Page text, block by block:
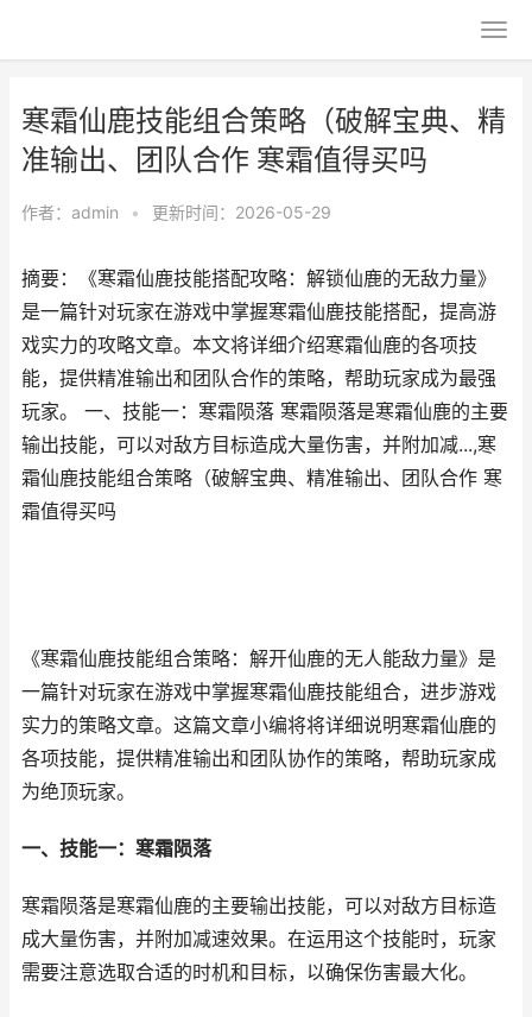
寒霜仙鹿技能组合策略（破解宝典、精
准输出、团队合作 寒霜值得买吗
作者： admin • 更新时间：2026-05-29
摘要：《寒霜仙鹿技能搭配攻略：解锁仙鹿的无敌力量》
是一篇针对玩家在游戏中掌握寒霜仙鹿技能搭配，提高游
戏实力的攻略文章。本文将详细介绍寒霜仙鹿的各项技
能，提供精准输出和团队合作的策略，帮助玩家成为最强
玩家。 一、技能一：寒霜陨落 寒霜陨落是寒霜仙鹿的主要
输出技能，可以对敌方目标造成大量伤害，并附加减...,寒
霜仙鹿技能组合策略（破解宝典、精准输出、团队合作 寒
霜值得买吗
《寒霜仙鹿技能组合策略：解开仙鹿的无人能敌力量》是
一篇针对玩家在游戏中掌握寒霜仙鹿技能组合，进步游戏
实力的策略文章。这篇文章小编将将详细说明寒霜仙鹿的
各项技能，提供精准输出和团队协作的策略，帮助玩家成
为绝顶玩家。
一、技能一：寒霜陨落
寒霜陨落是寒霜仙鹿的主要输出技能，可以对敌方目标造
成大量伤害，并附加减速效果。在运用这个技能时，玩家
需要注意选取合适的时机和目标，以确保伤害最大化。